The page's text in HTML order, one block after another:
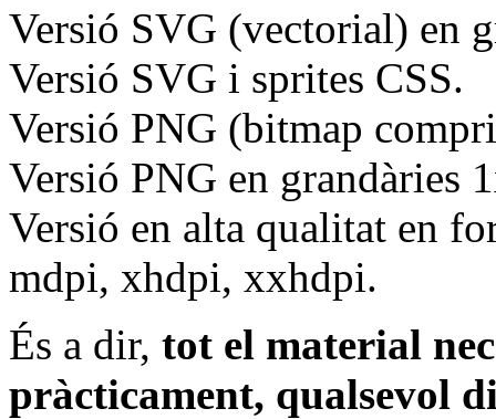
Versió SVG (vectorial) en
Versió SVG i sprites CSS.
Versió PNG (bitmap
Versió PNG en grandàries
Versió en alta qualitat en
mdpi, xhdpi, xxhdpi.
És a dir, tot el material
pràcticament, qualsevol